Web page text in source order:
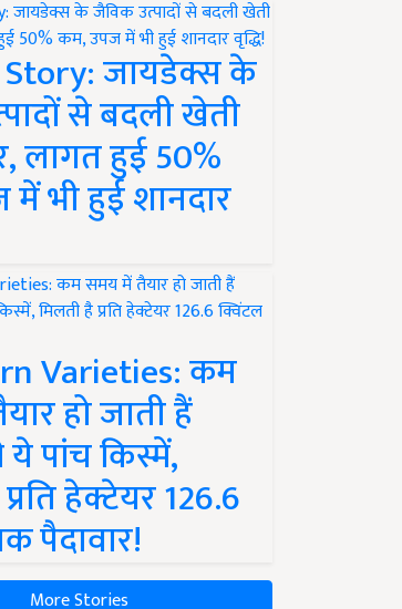
Story: जायडेक्स के
से बदली खेती
लागत हुई 50%
भी हुई शानदार
Varieties: कम
हो जाती हैं
पांच किस्में,
हेक्टेयर 126.6
पैदावार!
More Stories